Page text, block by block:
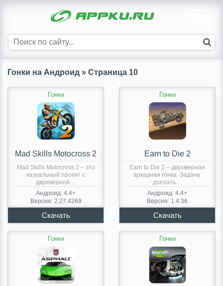
Гонки на Андроид » Страница 10
Гонки
Mad Skills Motocross 2
Mad Skills Motocross 2 – это
казуальный проект с
двухмерной…
Андроид: 4.4+
Версия: 2.27.4269
Гонки
Earn to Die 2
Earn to Die 2 – двухмерная
аркадная гонка. Задача:
доехать…
Андроид: 4.4+
Версия: 1.4.36
Гонки Гонки